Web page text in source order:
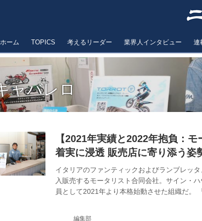
ホーム TOPICS 考えるリーダー 業界人インタビュー 連
ャバレロ
【2021年実績と2022年抱負：
着実に浸透 販売店に寄り添う姿
イタリアのファンティックおよびランブレッ
入販売するモータリスト合同会社。サイン・
員として2021年より本格始動させた組織だ。
編集部